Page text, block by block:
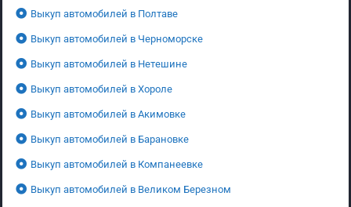
Выкуп автомобилей в Полтаве
Выкуп автомобилей в Черноморске
Выкуп автомобилей в Нетешине
Выкуп автомобилей в Хороле
Выкуп автомобилей в Акимовке
Выкуп автомобилей в Барановке
Выкуп автомобилей в Компанеевке
Выкуп автомобилей в Великом Березном